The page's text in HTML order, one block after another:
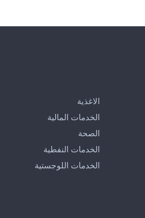
الاغذية
الخدمات المالية
الصحة
الخدمات النفطية
الخدمات اللوجستية